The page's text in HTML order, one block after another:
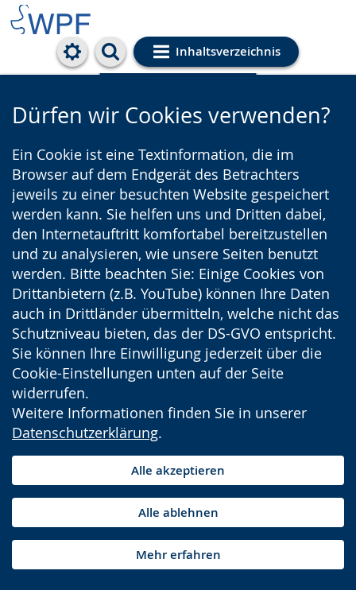
Inhaltsverzeichnis
Cookie-Einstellungen
Dürfen wir Cookies verwenden?
Ein Cookie ist eine Textinformation, die im
Browser auf dem Endgerät des Betrachters
jeweils zu einer besuchten Website gespeichert
werden kann. Sie helfen uns und Dritten dabei,
den Internetauftritt komfortabel bereitzustellen
und zu analysieren, wie unsere Seiten benutzt
werden. Bitte beachten Sie: Einige Cookies von
Drittanbietern (z.B. YouTube) können Ihre Daten
auch in Drittländer übermitteln, welche nicht das
Schutzniveau bieten, das der DS-GVO entspricht.
Sie können Ihre Einwilligung jederzeit über die
Cookie-Einstellungen unten auf der Seite
widerrufen.
Weitere Informationen finden Sie in unserer
Datenschutzerklärung.
Alle akzeptieren
Alle ablehnen
Mehr erfahren